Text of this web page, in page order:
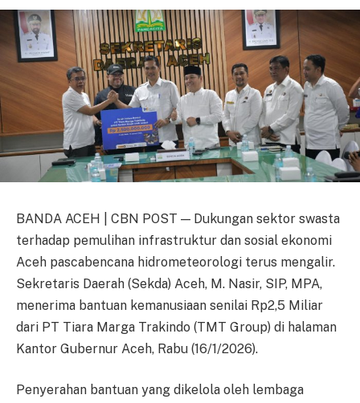
BANDA ACEH | CBN POST — Dukungan sektor swasta
terhadap pemulihan infrastruktur dan sosial ekonomi
Aceh pascabencana hidrometeorologi terus mengalir.
Sekretaris Daerah (Sekda) Aceh, M. Nasir, SIP, MPA,
menerima bantuan kemanusiaan senilai Rp2,5 Miliar
dari PT Tiara Marga Trakindo (TMT Group) di halaman
Kantor Gubernur Aceh, Rabu (16/1/2026).
Penyerahan bantuan yang dikelola oleh lembaga